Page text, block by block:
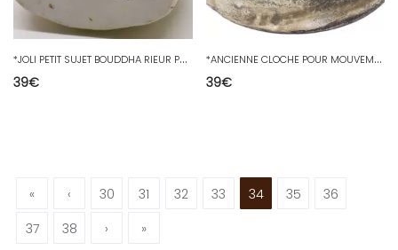
*
JOLI PETIT SUJET BOUDDHA RIEUR PORCELAINE CHINE marques dessous COLLECTION D
39€
*
ANCIENNE CLOCHE POUR MOUVEMENT PENDULE HORLOGE COMTOISE XIXe Diamètre 14,7 cm D
39€
« ‹ 30 31 32 33 34 35
36
37
38 › »